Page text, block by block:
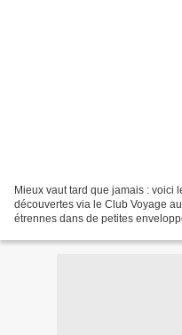
Mieux vaut tard que jamais : voici
découvertes via le Club Voyage
étrennes dans de petites